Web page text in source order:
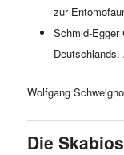
zur
Schmid-Egger
Deutschlands.
Wolfgang
Die